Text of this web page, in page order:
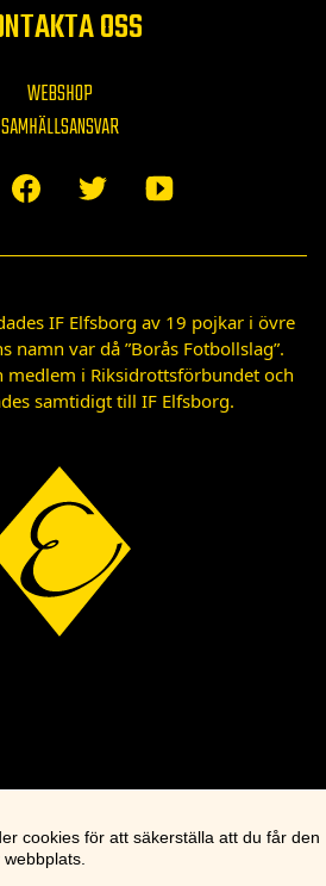
OSS
WEBSHOP
SAMHÄLLSANSVAR
IF Elfsborg av 19 pojkar i övre
namn var då ”Borås Fotbollslag”.
medlem i Riksidrottsförbundet och
samtidigt till IF Elfsborg.
cookies för att säkerställa att du får den